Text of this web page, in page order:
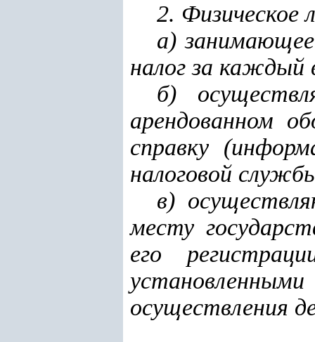
2. Физическое
а)
налог за каждый
б)
арендованном
справку
налоговой
в)
месту
его
осуществления